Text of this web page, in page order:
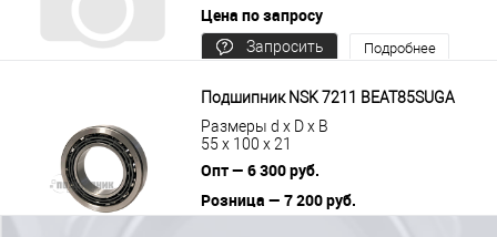
Цена по запросу
Запросить
Подробнее
Подшипник NSK 7211 BEAT85SUGA
Размеры d x D x B
55 x 100 x 21
Опт — 6 300 руб.
Розница — 7 200 руб.